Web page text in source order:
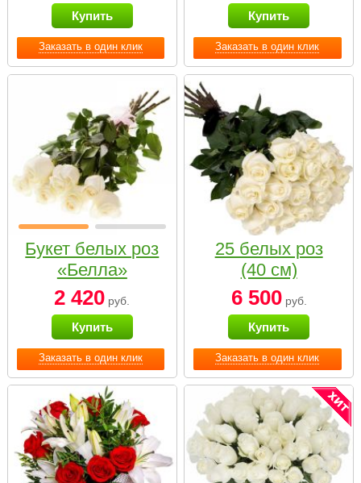
Заказать в один клик
Купить
Заказать в один клик
Купить
Заказать в один клик
Букет белых роз
«Белла»
2 420 руб.
Купить
Заказать в один клик
25 белых роз
(40 см)
6 500руб.
Купить